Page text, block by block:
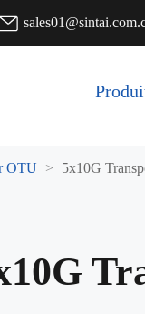
OTU 5x10G